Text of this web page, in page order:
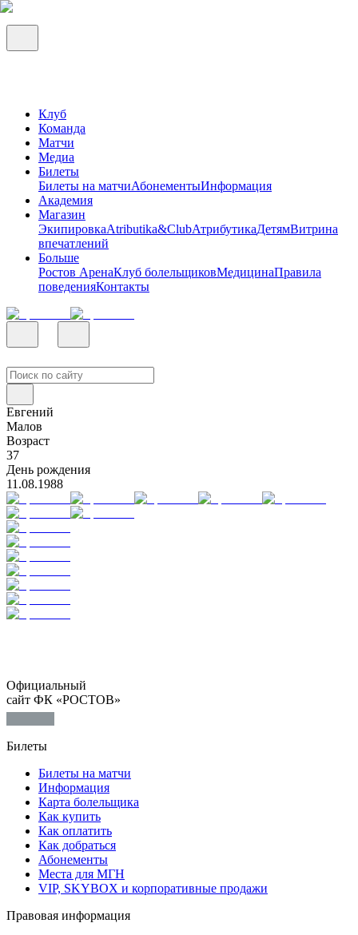
Клуб
Команда
Матчи
Медиа
Билеты
Билеты на матчиАбонементыИнформация
Академия
Магазин
ЭкипировкаAtributika&ClubАтрибутикаДетямВитрина
впечатлений
Больше
Ростов АренаКлуб болельщиковМедицинаПравила
поведенияКонтакты
Евгений
Малов
Возраст
37
День рождения
11.08.1988
Официальный
сайт ФК «РОСТОВ»
Билеты
Билеты на матчи
Информация
Карта болельщика
Как купить
Как оплатить
Как добраться
Абонементы
Места для МГН
VIP, SKYBOX и корпоративные продажи
Правовая информация